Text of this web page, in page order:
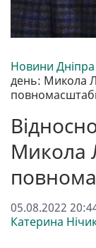
Новини Дніпра
день: Микола
Микола
05.08.2022
Катерина